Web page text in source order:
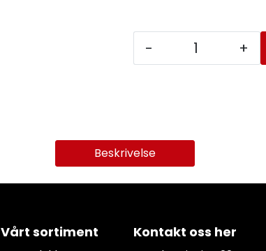
- +
Beskrivelse
Vårt sortiment Kontakt oss her